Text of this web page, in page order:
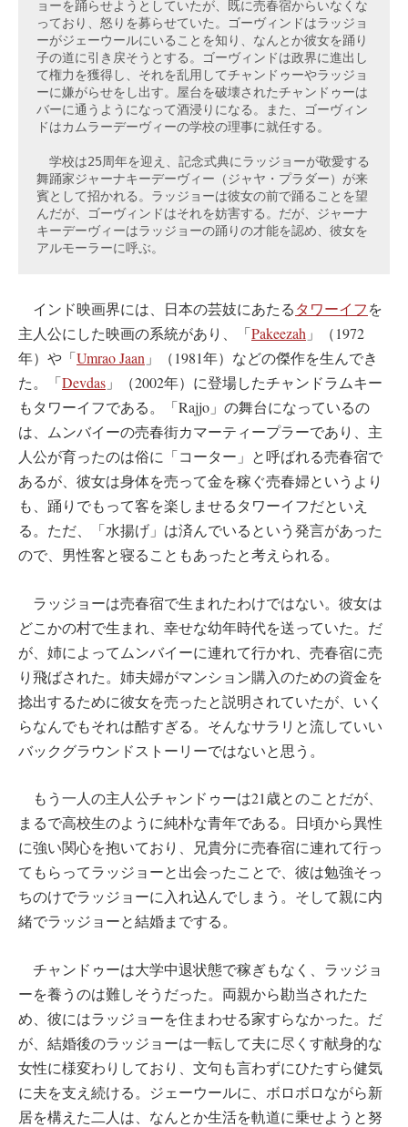
ョーを踊らせようとしていたが、既に売春宿からいなくな
っており、怒りを募らせていた。ゴーヴィンドはラッジョ
ーがジェーウールにいることを知り、なんとか彼女を踊り
子の道に引き戻そうとする。ゴーヴィンドは政界に進出し
て権力を獲得し、それを乱用してチャンドゥーやラッジョ
ーに嫌がらせをし出す。屋台を破壊されたチャンドゥーは
バーに通うようになって酒浸りになる。また、ゴーヴィン
ドはカムラーデーヴィーの学校の理事に就任する。
学校は25周年を迎え、記念式典にラッジョーが敬愛する
舞踊家ジャーナキーデーヴィー（ジャヤ・プラダー）が来
賓として招かれる。ラッジョーは彼女の前で踊ることを望
んだが、ゴーヴィンドはそれを妨害する。だが、ジャーナ
キーデーヴィーはラッジョーの踊りの才能を認め、彼女を
アルモーラーに呼ぶ。
インド映画界には、日本の芸妓にあたるタワーイフを
主人公にした映画の系統があり、「Pakeezah 」（1972
年）や「Umrao Jaan 」（1981年）などの傑作を生んでき
た。「Devdas 」（2002年）に登場したチャンドラムキー
もタワーイフである。「Rajjo」の舞台になっているの
は、ムンバイーの売春街カマーティープラーであり、主
人公が育ったのは俗に「コーター」と呼ばれる売春宿で
あるが、彼女は身体を売って金を稼ぐ売春婦というより
も、踊りでもって客を楽しませるタワーイフだといえ
る。ただ、「水揚げ」は済んでいるという発言があった
ので、男性客と寝ることもあったと考えられる。
ラッジョーは売春宿で生まれたわけではない。彼女は
どこかの村で生まれ、幸せな幼年時代を送っていた。だ
が、姉によってムンバイーに連れて行かれ、売春宿に売
り飛ばされた。姉夫婦がマンション購入のための資金を
捻出するために彼女を売ったと説明されていたが、いく
らなんでもそれは酷すぎる。そんなサラリと流していい
バックグラウンドストーリーではないと思う。
もう一人の主人公チャンドゥーは21歳とのことだが、
まるで高校生のように純朴な青年である。日頃から異性
に強い関心を抱いており、兄貴分に売春宿に連れて行っ
てもらってラッジョーと出会ったことで、彼は勉強そっ
ちのけでラッジョーに入れ込んでしまう。そして親に内
緒でラッジョーと結婚までする。
チャンドゥーは大学中退状態で稼ぎもなく、ラッジョ
ーを養うのは難しそうだった。両親から勘当されたた
め、彼にはラッジョーを住まわせる家すらなかった。だ
が、結婚後のラッジョーは一転して夫に尽くす献身的な
女性に様変わりしており、文句も言わずにひたすら健気
に夫を支え続ける。ジェーウールに、ボロボロながら新
居を構えた二人は、なんとか生活を軌道に乗せようと努